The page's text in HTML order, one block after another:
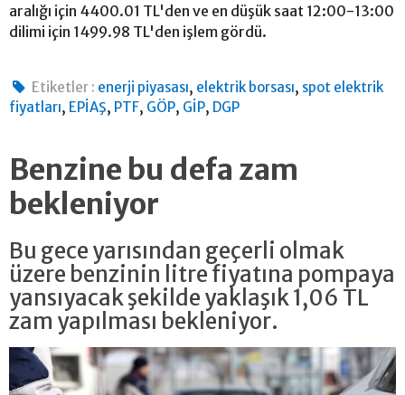
aralığı için 4400.01 TL'den ve en düşük saat 12:00-13:00
dilimi için 1499.98 TL'den işlem gördü.
Etiketler : enerji piyasası, elektrik borsası, spot elektrik
fiyatları, EPİAŞ, PTF, GÖP, GİP, DGP
Benzine bu defa zam
bekleniyor
Bu gece yarısından geçerli olmak
üzere benzinin litre fiyatına pompaya
yansıyacak şekilde yaklaşık 1,06 TL
zam yapılması bekleniyor.